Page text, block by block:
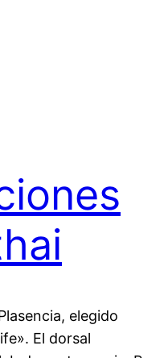
elegido
El dorsal